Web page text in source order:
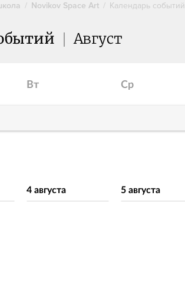
Novikov Space Art Календарь событий
Август
Вт Ср
4 августа 5 августа